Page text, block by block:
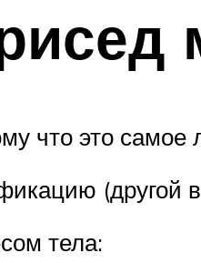
что это
(другой
тела: